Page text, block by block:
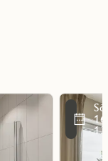
Läs
mer
objekt
11006